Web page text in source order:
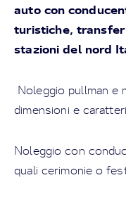
auto con
turistiche,
stazioni del nord
Noleggio pullman e
dimensioni e
Noleggio con
quali cerimonie o